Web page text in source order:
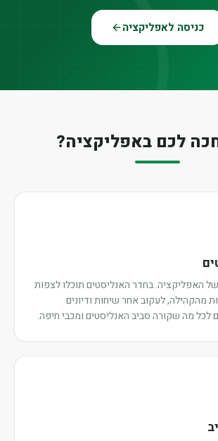
כניסה לאפליקציה
לכם באפליקציה?
האפליקציה. בחדר האנליסטים תוכלו לצפות
מהקהילה, לעקוב אחר שיחות ודיונים
לכל מה שקורה סביב האנליסטים ומכבי חיפה.